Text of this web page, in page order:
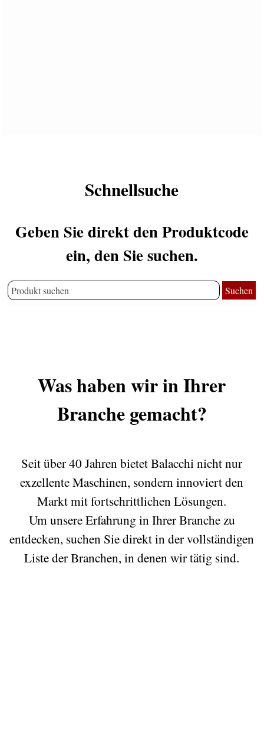
Schnellsuche
Geben Sie direkt den Produktcode
ein, den Sie suchen.
Suchen
Was haben wir in Ihrer
Branche gemacht?
Seit über 40 Jahren bietet Balacchi nicht nur
exzellente Maschinen, sondern innoviert den
Markt mit fortschrittlichen Lösungen.
Um unsere Erfahrung in Ihrer Branche zu
entdecken, suchen Sie direkt in der vollständigen
Liste der Branchen, in denen wir tätig sind.